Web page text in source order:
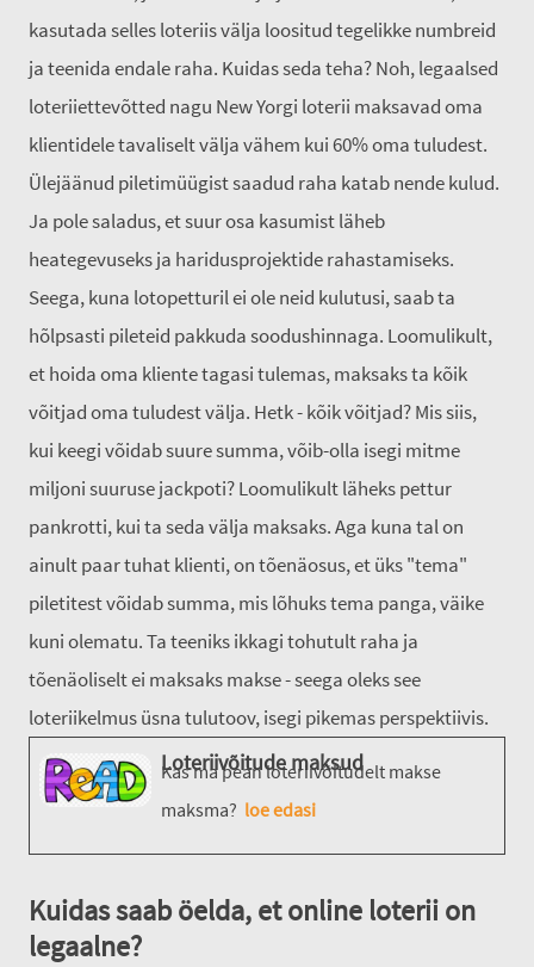
kasutada selles loteriis välja loositud tegelikke numbreid
ja teenida endale raha. Kuidas seda teha? Noh, legaalsed
loteriiettevõtted nagu New Yorgi loterii maksavad oma
klientidele tavaliselt välja vähem kui 60% oma tuludest.
Ülejäänud piletimüügist saadud raha katab nende kulud.
Ja pole saladus, et suur osa kasumist läheb
heategevuseks ja haridusprojektide rahastamiseks.
Seega, kuna lotopetturil ei ole neid kulutusi, saab ta
hõlpsasti pileteid pakkuda soodushinnaga. Loomulikult,
et hoida oma kliente tagasi tulemas, maksaks ta kõik
võitjad oma tuludest välja. Hetk - kõik võitjad? Mis siis,
kui keegi võidab suure summa, võib-olla isegi mitme
miljoni suuruse jackpoti? Loomulikult läheks pettur
pankrotti, kui ta seda välja maksaks. Aga kuna tal on
ainult paar tuhat klienti, on tõenäosus, et üks "tema"
piletitest võidab summa, mis lõhuks tema panga, väike
kuni olematu. Ta teeniks ikkagi tohutult raha ja
tõenäoliselt ei maksaks makse - seega oleks see
loteriikelmus üsna tulutoov, isegi pikemas perspektiivis.
Loteriivõitude maksud
Kas ma pean loteriivõitudelt makse
maksma? loe edasi
Kuidas saab öelda, et online loterii on
legaalne?